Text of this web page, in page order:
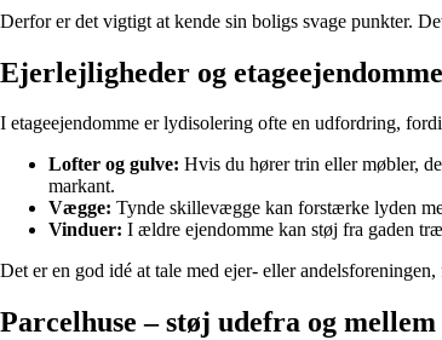
Derfor er det vigtigt at kende sin boligs svage punkter.
Ejerlejligheder og
I etageejendomme er lydisolering ofte en udfordring,
Lofter og gulve: Hvis du hører trin eller møbler,
markant.
Vægge: Tynde skillevægge kan forstærke lyden
Vinduer: I ældre ejendomme kan støj fra gaden
Det er en god idé at tale med ejer- eller
Parcelhuse – støj udefra og